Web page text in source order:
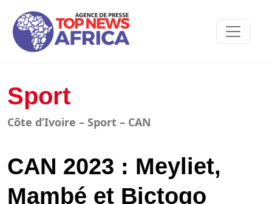
Sport
Côte d’Ivoire – Sport – CAN
CAN 2023 : Meyliet,
Mambé et Bictogo